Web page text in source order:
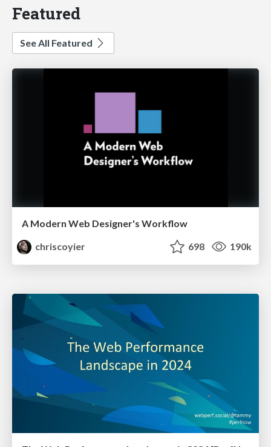
Featured
See All Featured
A Modern Web Designer's Workflow
chriscoyier
698 190k